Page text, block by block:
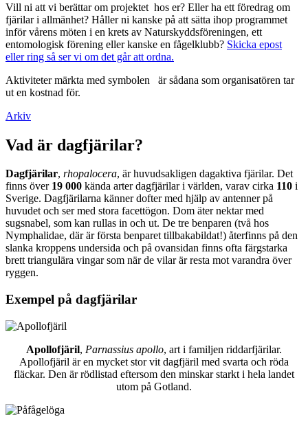
Vill ni att vi berättar om projektet hos er? Eller ha ett föredrag om
fjärilar i allmänhet? Håller ni kanske på att sätta ihop programmet
inför vårens möten i en krets av Naturskyddsföreningen, ett
entomologisk förening eller kanske en fågelklubb? Skicka epost
eller ring så ser vi om det går att ordna.
Aktiviteter märkta med symbolen
är sådana som organisatören tar
ut en kostnad för.
Arkiv
Vad är dagfjärilar?
Dagfjärilar, rhopalocera, är huvudsakligen dagaktiva fjärilar. Det
finns över 19 000 kända arter dagfjärilar i världen, varav cirka 110 i
Sverige. Dagfjärilarna känner dofter med hjälp av antenner på
huvudet och ser med stora facettögon. Dom äter nektar med
sugsnabel, som kan rullas in och ut. De tre benparen (två hos
Nymphalidae, där är första benparet tillbakabildat!) återfinns på den
slanka kroppens undersida och på ovansidan finns ofta färgstarka
brett triangulära vingar som när de vilar är resta mot varandra över
ryggen.
Exempel på dagfjärilar
Apollofjäril, Parnassius apollo, art i familjen riddarfjärilar.
Apollofjäril är en mycket stor vit dagfjäril med svarta och röda
fläckar. Den är rödlistad eftersom den minskar starkt i hela landet
utom på Gotland.